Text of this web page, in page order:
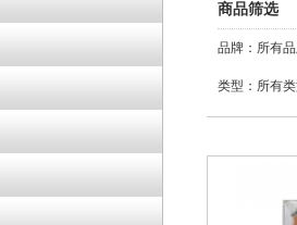
商品筛选
品牌： 所有
类型： 所有